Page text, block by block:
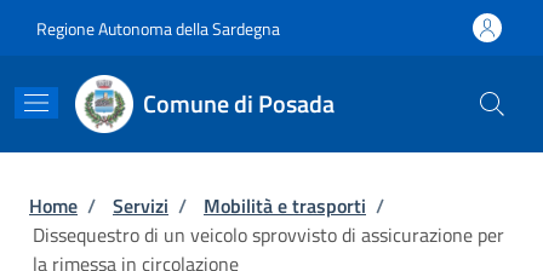
Regione Autonoma della Sardegna
Comune di Posada
Briciole di pane
Home / Servizi / Mobilità e trasporti /
Dissequestro di un veicolo sprovvisto di assicurazione per
la rimessa in circolazione